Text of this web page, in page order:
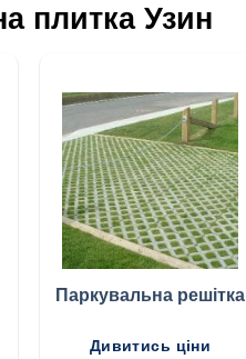
плитка Узин
Паркувальна решітка
Дивитись ціни